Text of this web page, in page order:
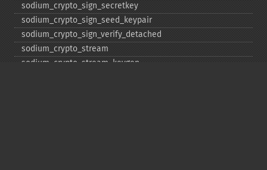
sodium_​crypto_​sign_​secretkey
sodium_​crypto_​sign_​seed_​keypair
sodium_​crypto_​sign_​verify_​detached
sodium_​crypto_​stream
sodium_​crypto_​stream_​keygen